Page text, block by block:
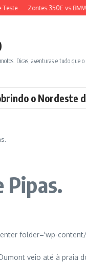
Zontes 350E vs BMW
Dicas, aventuras e tudo que o
o Nordeste
Pipas.
veio até à praia